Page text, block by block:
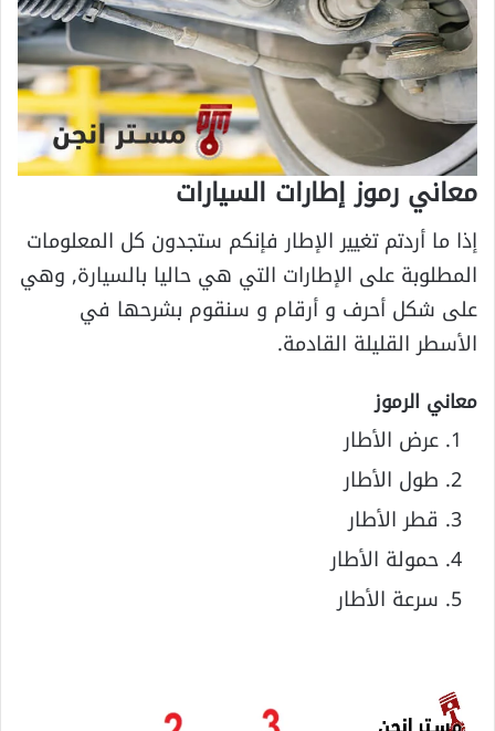
معاني رموز إطارات السيارات
إذا ما أردتم تغيير الإطار فإنكم ستجدون كل المعلومات
المطلوبة على الإطارات التي هي حاليا بالسيارة, وهي
على شكل أحرف و أرقام و سنقوم بشرحها في
الأسطر القليلة القادمة.
معاني الرموز
عرض الأطار
طول الأطار
قطر الأطار
حمولة الأطار
سرعة الأطار